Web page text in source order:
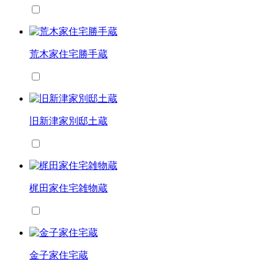
荒木家住宅勝手蔵
旧新津家別邸土蔵
梶田家住宅雑物蔵
金子家住宅蔵